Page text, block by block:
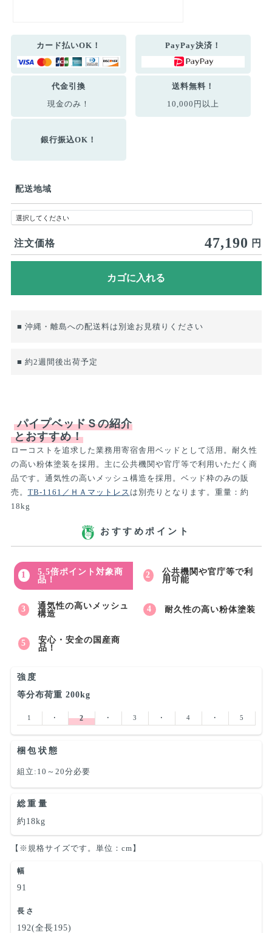
カード払いOK！ PayPay決済！
代金引換
現金のみ！
送料無料！
10,000円以上
銀行振込OK！
配送地域
注文価格 47,190 円
■ 沖縄・離島への配送料は別途お見積りください
■ 約2週間後出荷予定
パイプベッドＳの紹介
とおすすめ！
ローコストを追求した業務用寄宿舎用ベッドとして活用。耐久性
の高い粉体塗装を採用。主に公共機関や官庁等で利用いただく商
品です。通気性の高いメッシュ構造を採用。ベッド枠のみの販
売。 TB-1161／ＨＡマットレス は別売りとなります。重量：約
18kg
おすすめポイント
5.5倍ポイント対象商
品！
公共機関や官庁等で利
用可能
通気性の高いメッシュ
構造
耐久性の高い粉体塗装
安心・安全の国産商
品！
強度
等分布荷重 200kg
1 ･ 2 ･ 3 ･ 4 ･ 5
梱包状態
組立:10～20分必要
総重量
約18kg
【※規格サイズです。単位：cm】
幅
91
長さ
192(全長195)